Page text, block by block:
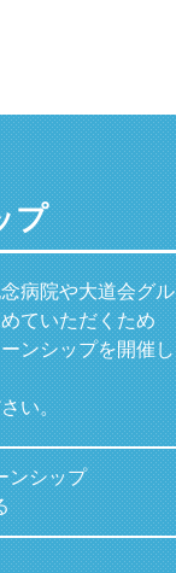
プ
病院や大道会グル
ていただくため
ンシップを開催し
い。
ンシップ